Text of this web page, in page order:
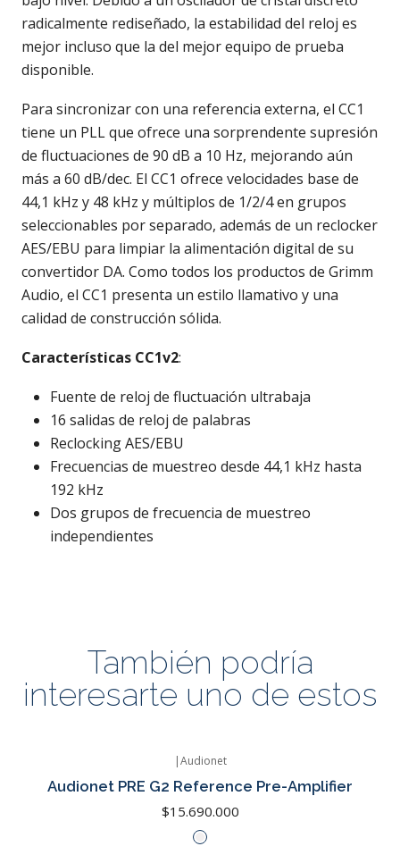
radicalmente rediseñado, la estabilidad del reloj es
mejor incluso que la del mejor equipo de prueba
disponible.
Para sincronizar con una referencia externa, el CC1
tiene un PLL que ofrece una sorprendente supresión
de fluctuaciones de 90 dB a 10 Hz, mejorando aún
más a 60 dB/dec. El CC1 ofrece velocidades base de
44,1 kHz y 48 kHz y múltiplos de 1/2/4 en grupos
seleccionables por separado, además de un reclocker
AES/EBU para limpiar la alimentación digital de su
convertidor DA. Como todos los productos de Grimm
Audio, el CC1 presenta un estilo llamativo y una
calidad de construcción sólida.
Características CC1v2:
Fuente de reloj de fluctuación ultrabaja
16 salidas de reloj de palabras
Reclocking AES/EBU
Frecuencias de muestreo desde 44,1 kHz hasta
192 kHz
Dos grupos de frecuencia de muestreo
independientes
También podría
interesarte uno de estos
|Audionet
Audionet PRE G2 Reference Pre-Amplifier
$15.690.000